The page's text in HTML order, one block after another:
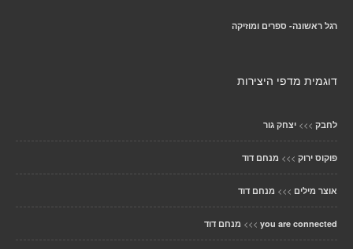
רגל ראשונה- ספרים ומוזיקה
דוגמית מדפי היצירות
לחבק >>> יצחק גור
פוקוס ירוק >>> מנחם דוד
אוצר מילים >>> מנחם דוד
you are connected
>>> מנחם דוד